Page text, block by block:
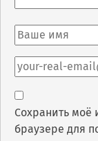
Сохранить моё
браузере для